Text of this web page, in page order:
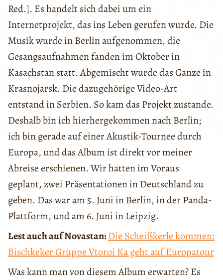
Red.]. Es handelt sich dabei um ein
Internetprojekt, das ins Leben gerufen wurde. Die
Musik wurde in Berlin aufgenommen, die
Gesangsaufnahmen fanden im Oktober in
Kasachstan statt. Abgemischt wurde das Ganze in
Krasnojarsk. Die dazugehörige Video-Art
entstand in Serbien. So kam das Projekt zustande.
Deshalb bin ich hierhergekommen nach Berlin;
ich bin gerade auf einer Akustik-Tournee durch
Europa, und das Album ist direkt vor meiner
Abreise erschienen. Wir hatten im Voraus
geplant, zwei Präsentationen in Deutschland zu
geben. Das war am 5. Juni in Berlin, in der Panda-
Plattform, und am 6. Juni in Leipzig.
Lest auch auf Novastan:Die Scheißkerle kommen:
Bischkeker Gruppe Vtoroi Ka geht auf Europatour
Was kann man von diesem Album erwarten? Es